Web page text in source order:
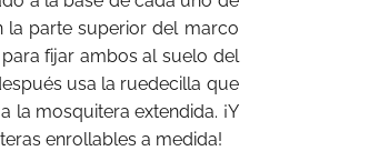
la parte superior del marco
fijar ambos al suelo del
usa la ruedecilla que
la mosquitera extendida. ¡Y
enrollables a medida!